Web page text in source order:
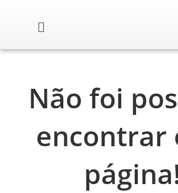
Não foi
encontrar